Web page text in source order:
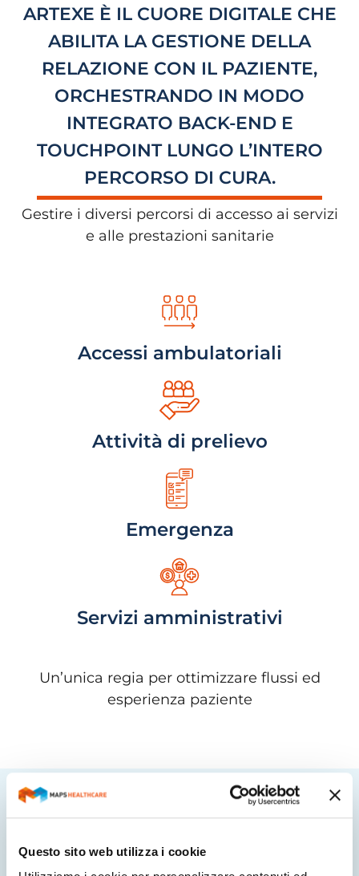
Questo sito web utilizza i cookie
GESTIRE IN MODO
INTEGRATO I
TOUCHPOINT DEL
PERCORSO DI CURA
SCOPRI DI PIÙ
ARTEXE È IL CUORE DIGITALE CHE
ABILITA LA GESTIONE DELLA
RELAZIONE CON IL PAZIENTE,
ORCHESTRANDO IN MODO
INTEGRATO BACK-END E
TOUCHPOINT LUNGO L’INTERO
PERCORSO DI CURA.
Gestire i diversi percorsi di accesso ai servizi
e alle prestazioni sanitarie
Accessi ambulatoriali
Attività di prelievo
Emergenza
Servizi amministrativi
Un’unica regia per ottimizzare flussi ed
esperienza paziente